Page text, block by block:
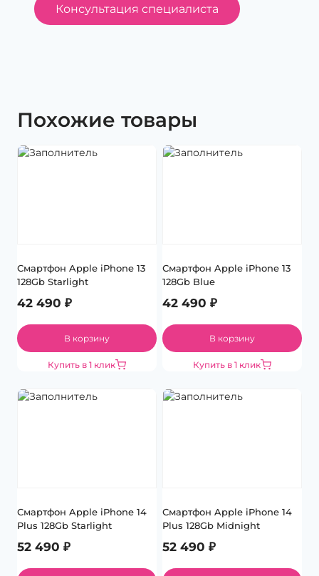
Консультация специалиста
Похожие товары
Смартфон Apple iPhone 13
128Gb Starlight
42 490 ₽
В корзину
Купить в 1 клик
Смартфон Apple iPhone 13
128Gb Blue
42 490 ₽
В корзину
Купить в 1 клик
Смартфон Apple iPhone 14
Plus 128Gb Starlight
52 490 ₽
Смартфон Apple iPhone 14
Plus 128Gb Midnight
52 490 ₽